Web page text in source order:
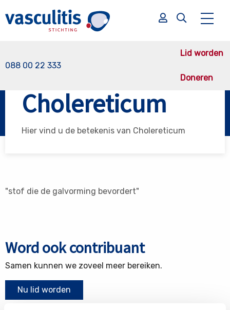
088 00 22 333
Lid worden
Doneren
Zoek
Zoek
Cholereticum
Hier vind u de betekenis van Cholereticum
"stof die de galvorming bevordert"
Word ook contribuant
Samen kunnen we zoveel meer bereiken.
Nu lid worden